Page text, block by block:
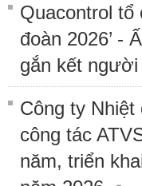
Quacontrol tổ
đoàn 2026’ -
gắn kết người
Công ty
công tác
năm, triển